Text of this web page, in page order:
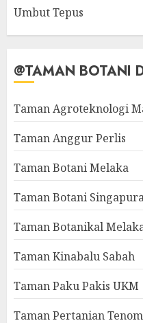
Umbut Tepus
@TAMAN BOTANI
Taman Agroteknologi
Taman Anggur Perlis
Taman Botani Melaka
Taman Botani
Taman Botanikal
Taman Kinabalu Sabah
Taman Paku Pakis UKM
Taman Pertanian Tenom